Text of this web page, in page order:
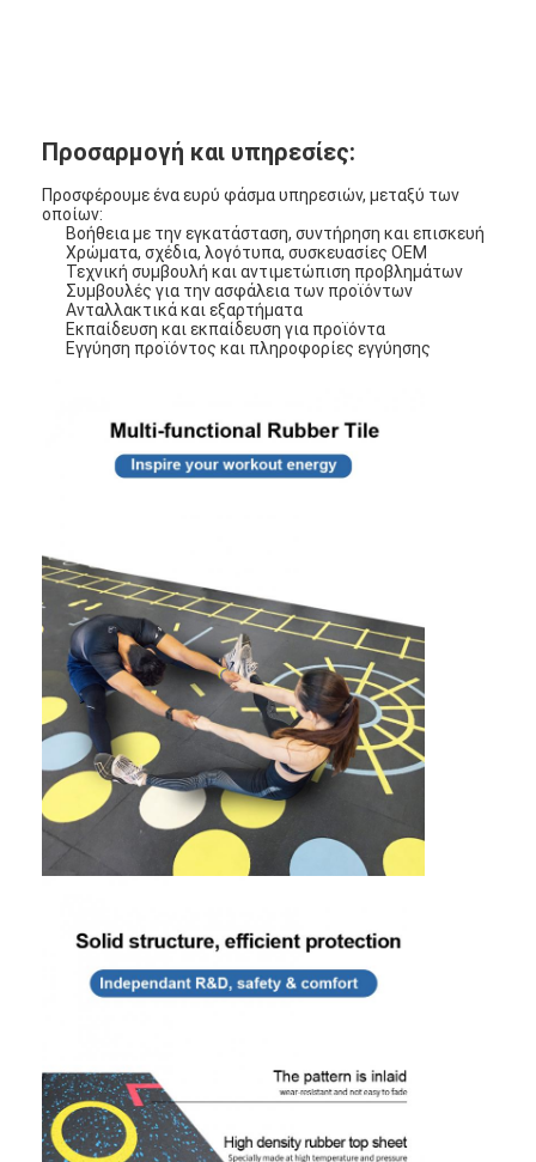
Βίντεο
Περίπου εμείς
Γύρος εργοστασίων
Ποιοτικός έλεγχος
Μας ελάτε σε επαφή με
Υπόγεια από καουτσούκ
Προσαρμογή και υπηρεσίες:
Προσφέρουμε ένα ευρύ φάσμα υπηρεσιών, μεταξύ των
οποίων:
Βοήθεια με την εγκατάσταση, συντήρηση και επισκευή
Χρώματα, σχέδια, λογότυπα, συσκευασίες OEM
Τεχνική συμβουλή και αντιμετώπιση προβλημάτων
Συμβουλές για την ασφάλεια των προϊόντων
Ανταλλακτικά και εξαρτήματα
Εκπαίδευση και εκπαίδευση για προϊόντα
Εγγύηση προϊόντος και πληροφορίες εγγύησης